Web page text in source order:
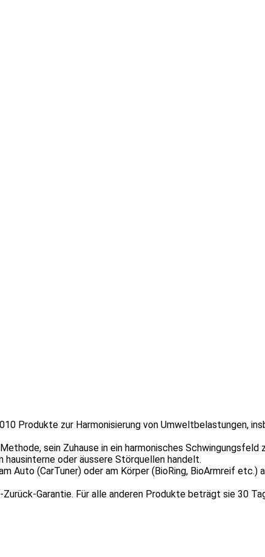
Produkte zur Harmonisierung von Umweltbelastungen,
sein Zuhause in ein harmonisches
hausinterne oder äussere Störquellen handelt.
Auto (CarTuner) oder am Körper (BioRing, BioArmreif
Garantie. Für alle anderen Produkte beträgt sie 30